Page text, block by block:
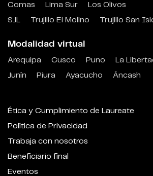
Comas
Lima Sur
Los Olivos
SJL
Trujillo El Molino Trujillo San
Modalidad virtual
Arequipa Cusco Puno
La
Junín
Piura Ayacucho Áncash
Ética y Cumplimiento de Laureate
Política de Privacidad
Trabaja con nosotros
Beneficiario final
Eventos